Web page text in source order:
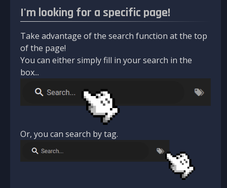
I'm looking for a specific page!
Take advantage of the search function at the top
of the page!
You can either simply fill in your search in the
box...
Or, you can search by tag.